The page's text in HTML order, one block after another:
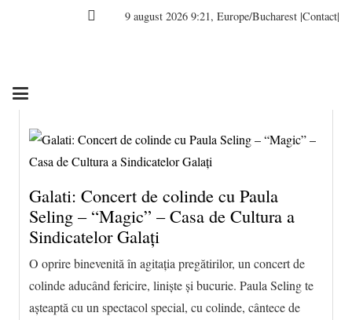
9 august 2026 9:21, Europe/Bucharest |Contact|
Galati: Concert de colinde cu Paula
Seling – “Magic” – Casa de Cultura a
Sindicatelor Galați
O oprire binevenită în agitația pregătirilor, un concert de
colinde aducând fericire, liniște și bucurie. Paula Seling te
așteaptă cu un spectacol special, cu colinde, cântece de